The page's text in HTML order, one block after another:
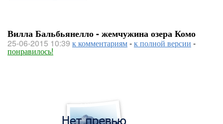
Вилла Бальбьянелло - жемчужина озера Комо
25-06-2015 10:39 к комментариям-к полной версии -
понравилось!